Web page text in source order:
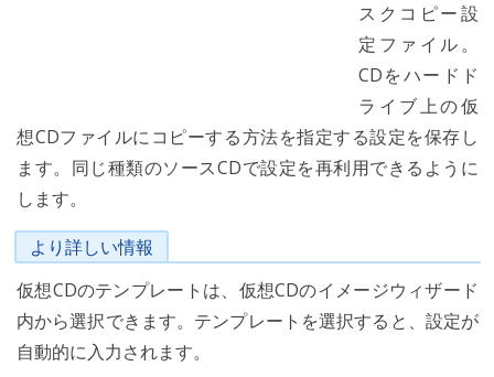
スクコピー設
定ファイル。
CDをハードド
ライブ上の仮
想CDファイルにコピーする方法を指定する設定を保存し
ます。同じ種類のソースCDで設定を再利用できるように
します。
より詳しい情報
仮想CDのテンプレートは、仮想CDのイメージウィザード
内から選択できます。テンプレートを選択すると、設定が
自動的に入力されます。